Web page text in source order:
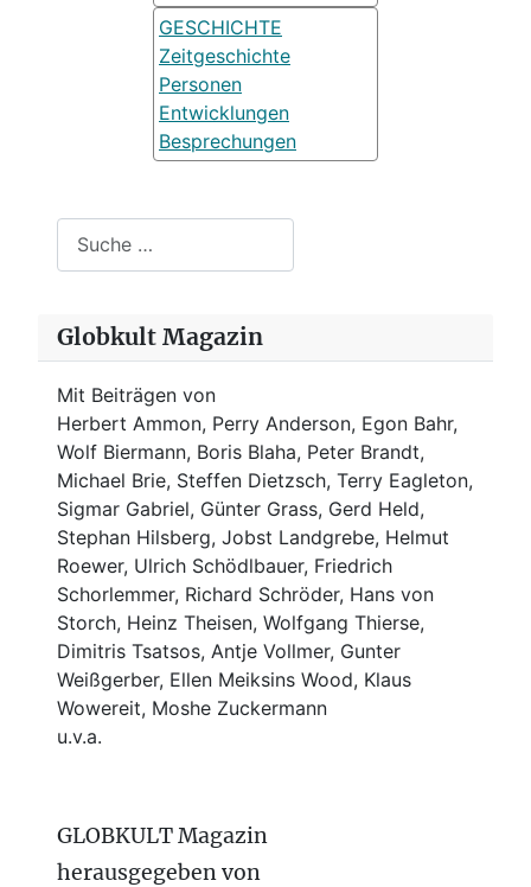
GESCHICHTE
Zeitgeschichte
Personen
Entwicklungen
Besprechungen
Globkult Magazin
Mit Beiträgen von
Herbert Ammon, Perry Anderson, Egon Bahr,
Wolf Biermann, Boris Blaha, Peter Brandt,
Michael Brie, Steffen Dietzsch, Terry Eagleton,
Sigmar Gabriel, Günter Grass, Gerd Held,
Stephan Hilsberg, Jobst Landgrebe, Helmut
Roewer, Ulrich Schödlbauer, Friedrich
Schorlemmer, Richard Schröder, Hans von
Storch, Heinz Theisen, Wolfgang Thierse,
Dimitris Tsatsos, Antje Vollmer, Gunter
Weißgerber, Ellen Meiksins Wood, Klaus
Wowereit, Moshe Zuckermann
u.v.a.
GLOBKULT Magazin
herausgegeben von